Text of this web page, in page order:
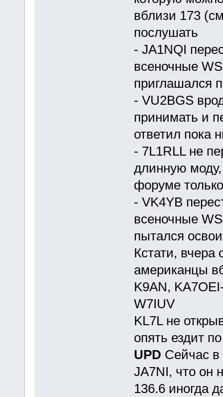
вблизи 173
послушать
- JA1NQI
всеночные
приглашался
- VU2BGS
принимать и
ответил пока
- 7L1RLL не
длинную
форуме
- VK4YB
всеночные
пытался
Кстати, вчера
американцы
K9AN,
W7IUV
KL7L не
опять ездит
UPD Сейчас
JA7NI, что он
136.6 иногда